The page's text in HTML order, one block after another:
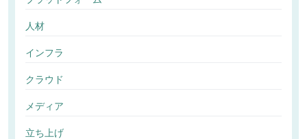
人材
インフラ
クラウド
メディア
立ち上げ